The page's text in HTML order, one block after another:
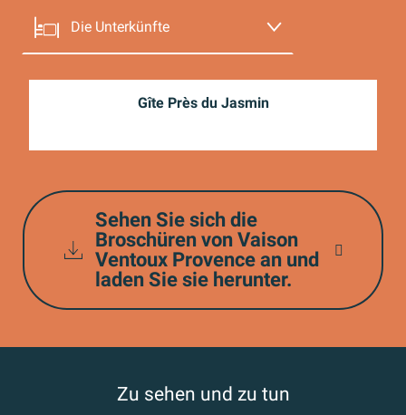
Die Unterkünfte
Die Restaurants
Rund um den Wein
Gîte Près du Jasmin
Sehen Sie sich die
Broschüren von Vaison
Ventoux Provence an und
laden Sie sie herunter.
Zu sehen und zu tun